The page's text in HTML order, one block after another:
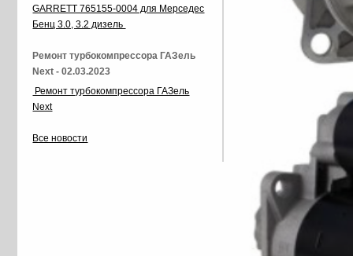
GARRETT 765155-0004 для Мерседес
Бенц 3.0, 3.2 дизель
Ремонт турбокомпрессора ГАЗель
Next - 02.03.2023
Ремонт турбокомпрессора ГАЗель
Next
Все новости